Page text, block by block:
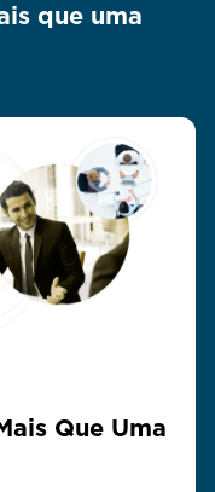
que uma
Que Uma